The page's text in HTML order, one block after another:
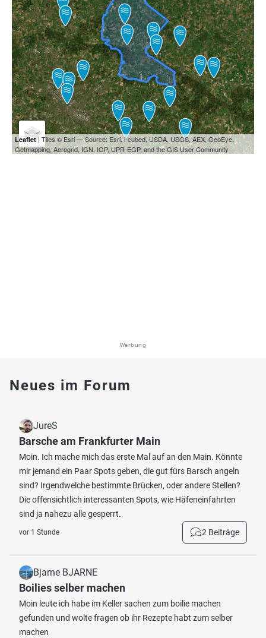
Leaflet| Tiles © Esri — Source: Esri, i-cubed, USDA, USGS, AEX, GeoEye,
Getmapping, Aerogrid, IGN, IGP, UPR-EGP, and the GIS User Community
Werbung
Neues im Forum
JureS
Barsche am Frankfurter Main
Moin. Ich mache mich das erste Mal auf an den Main. Könnte
mir jemand ein Paar Spots geben, die gut fürs Barsch angeln
sind? Irgendwelche bestimmte Brücken, oder andere Stellen?
Die offensichtlich interessanten Spots, wie Häfeneinfahrten
sind ja nahezu alle gesperrt.
vor 1 Stunde 2 Beiträge
Bjarne BJARNE
Boilies selber machen
Moin leute ich habe im Keller sachen zum boilie machen
gefunden und wolte fragen ob ihr Rezepte habt zum selber
machen